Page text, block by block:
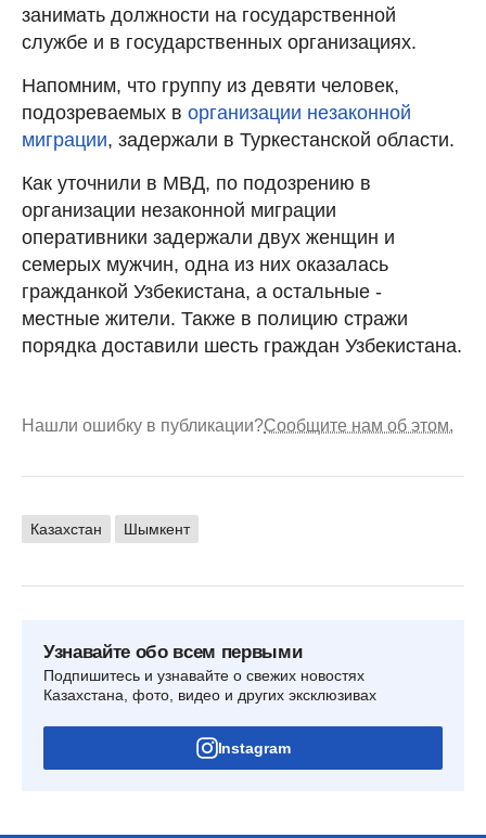
занимать должности на государственной
службе и в государственных организациях.
Напомним, что группу из девяти человек,
подозреваемых в организации незаконной
миграции, задержали в Туркестанской области.
Как уточнили в МВД, по подозрению в
организации незаконной миграции
оперативники задержали двух женщин и
семерых мужчин, одна из них оказалась
гражданкой Узбекистана, а остальные -
местные жители. Также в полицию стражи
порядка доставили шесть граждан Узбекистана.
Нашли ошибку в публикации?Сообщите нам об этом.
Казахстан Шымкент
Узнавайте обо всем первыми
Подпишитесь и узнавайте о свежих новостях
Казахстана, фото, видео и других эксклюзивах
Instagram